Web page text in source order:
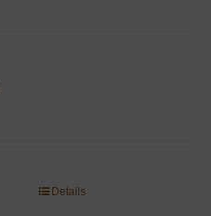
Details